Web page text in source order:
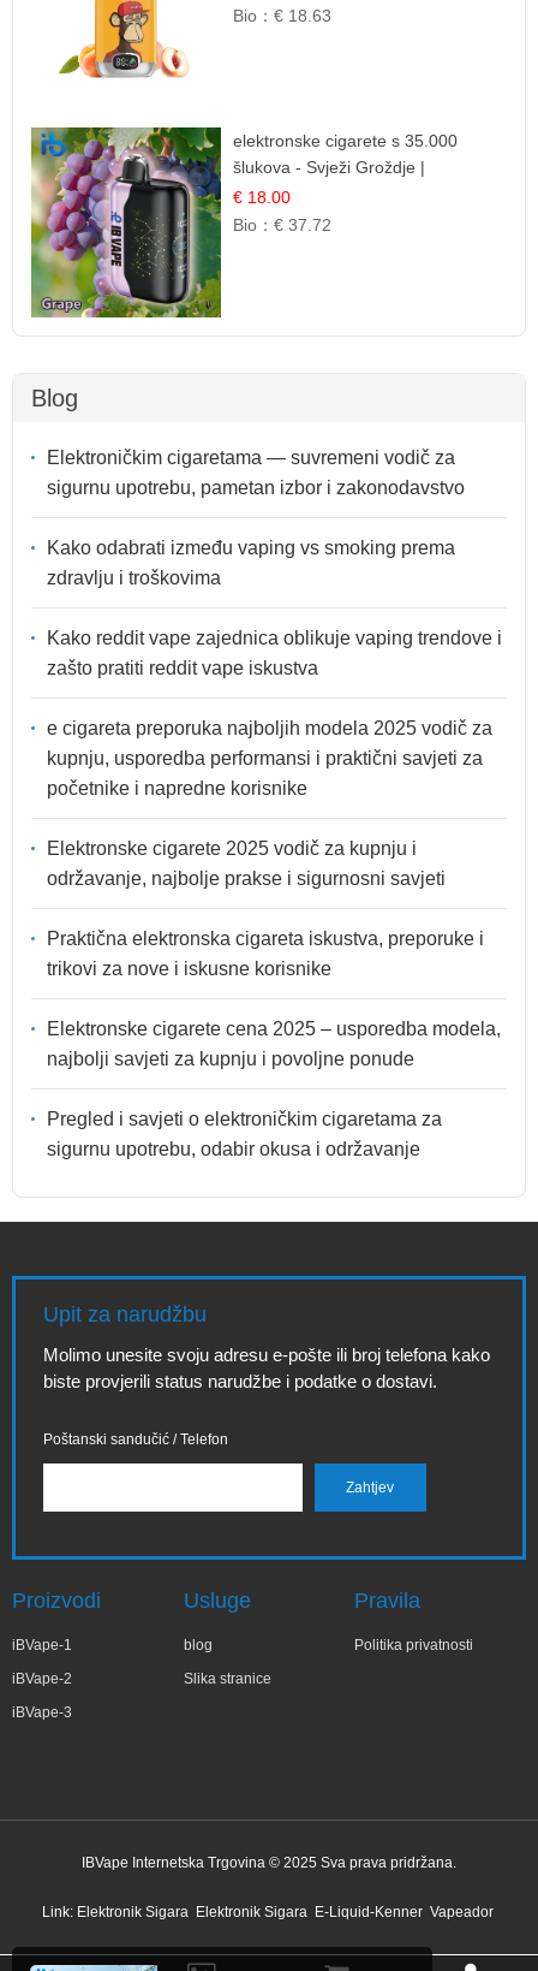
Mješavina
Bio：€ 18.63
elektronske cigarete s 35.000
šlukova - Svježi Groždje |
Osježavajuća Voćna Aroma
€ 18.00
Bio：€ 37.72
Blog
Elektroničkim cigaretama — suvremeni vodič za
sigurnu upotrebu, pametan izbor i zakonodavstvo
Kako odabrati između vaping vs smoking prema
zdravlju i troškovima
Kako reddit vape zajednica oblikuje vaping trendove i
zašto pratiti reddit vape iskustva
e cigareta preporuka najboljih modela 2025 vodič za
kupnju, usporedba performansi i praktični savjeti za
početnike i napredne korisnike
Elektronske cigarete 2025 vodič za kupnju i
održavanje, najbolje prakse i sigurnosni savjeti
Praktična elektronska cigareta iskustva, preporuke i
trikovi za nove i iskusne korisnike
Elektronske cigarete cena 2025 – usporedba modela,
najbolji savjeti za kupnju i povoljne ponude
Pregled i savjeti o elektroničkim cigaretama za
sigurnu upotrebu, odabir okusa i održavanje
Upit za narudžbu
Molimo unesite svoju adresu e-pošte ili broj telefona kako
biste provjerili status narudžbe i podatke o dostavi.
Poštanski sandučić / Telefon
Proizvodi
iBVape-1
iBVape-2
iBVape-3
Usluge
blog
Slika stranice
Pravila
Politika privatnosti
IBVape Internetska Trgovina © 2025 Sva prava pridržana.
Link: Elektronik Sigara Elektronik Sigara E-Liquid-Kenner Vapeador
✕
Agni***ka